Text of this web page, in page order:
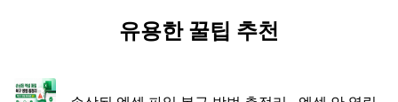
유용한 꿀팁 추천